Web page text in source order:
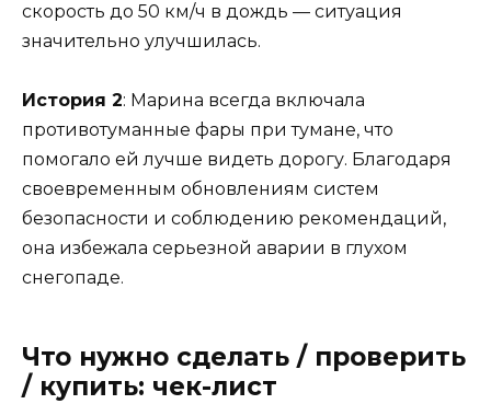
скорость до 50 км/ч в дождь — ситуация
значительно улучшилась.
История 2: Марина всегда включала
противотуманные фары при тумане, что
помогало ей лучше видеть дорогу. Благодаря
своевременным обновлениям систем
безопасности и соблюдению рекомендаций,
она избежала серьезной аварии в глухом
снегопаде.
Что нужно сделать / проверить
/ купить: чек-лист